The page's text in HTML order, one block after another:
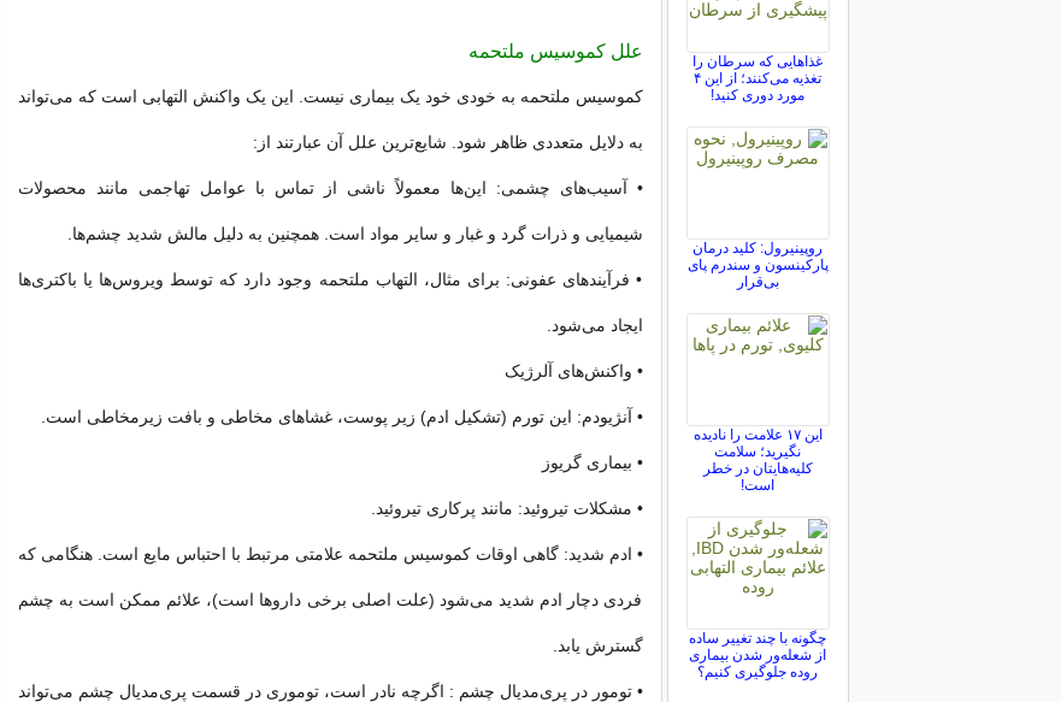
علل کموسیس ملتحمه
کموسیس ملتحمه به خودی خود یک بیماری نیست. این یک واکنش التهابی است که می‌تواند
به دلایل متعددی ظاهر شود. شایع‌ترین علل آن عبارتند از:
• آسیب‌های چشمی: این‌ها معمولاً ناشی از تماس با عوامل تهاجمی مانند محصولات
شیمیایی و ذرات گرد و غبار و سایر مواد است. همچنین به دلیل مالش شدید چشم‌ها.
• فرآیندهای عفونی: برای مثال، التهاب ملتحمه وجود دارد که توسط ویروس‌ها یا باکتری‌ها
ایجاد می‌شود.
• واکنش‌های آلرژیک
• آنژیودم: این تورم (تشکیل ادم) زیر پوست، غشاهای مخاطی و بافت زیرمخاطی است.
• بیماری گریوز
• مشکلات تیروئید: مانند پرکاری تیروئید.
• ادم شدید: گاهی اوقات کموسیس ملتحمه علامتی مرتبط با احتباس مایع است. هنگامی که
فردی دچار ادم شدید می‌شود (علت اصلی برخی داروها است)، علائم ممکن است به چشم
گسترش یابد.
• تومور در پری‌مدیال چشم : اگرچه نادر است، توموری در قسمت پری‌مدیال چشم می‌تواند
غذاهایی که سرطان را
تغذیه می‌کنند؛ از این ۴
مورد دوری کنید!
روپینیرول: کلید درمان
پارکینسون و سندرم پای
بی‌قرار
این ۱۷ علامت را نادیده
نگیرید؛ سلامت
کلیه‌هایتان در خطر
است!
چگونه با چند تغییر ساده
از شعله‌ور شدن بیماری
روده جلوگیری کنیم؟